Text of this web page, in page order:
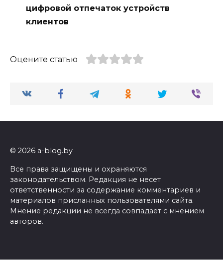
цифровой отпечаток устройств
клиентов
Оцените статью
© 2026 a-blog.by
Все права защищены и охраняются
законодательством. Редакция не несет
ответственности за содержание комментариев и
материалов присланных пользователями сайта.
Мнение редакции не всегда совпадает с мнением
авторов.